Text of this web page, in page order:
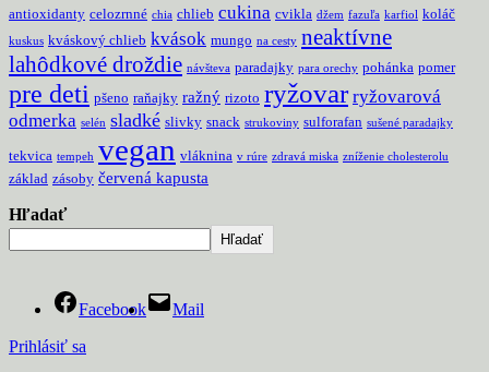
antioxidanty celozrnné chia chlieb cukina cvikla džem fazuľa karfiol koláč
kuskus kváskový chlieb kvások mungo na cesty neaktívne
lahôdkové droždie návšteva paradajky para orechy pohánka pomer
pre deti pšeno raňajky ražný rizoto ryžovar ryžovarová
odmerka selén sladké slivky snack strukoviny sulforafan sušené paradajky
tekvica tempeh vegan vláknina v rúre zdravá miska zníženie cholesterolu
základ zásoby červená kapusta
Hľadať
Hľadať
Facebook
Mail
Prihlásiť sa